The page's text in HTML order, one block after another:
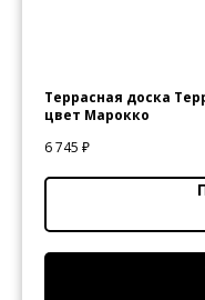
Террасная доска
цвет Марокко
6 745 ₽